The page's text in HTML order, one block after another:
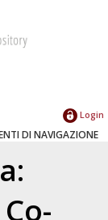
Login
DI NAVIGAZIONE